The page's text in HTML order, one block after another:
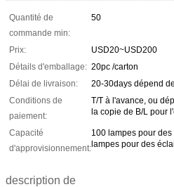
Quantité de
commande min:
50
Prix:
USD20~USD200
Détails d'emballage: 20pc /carton
Délai de livraison:
20-30days dépend
Conditions de
paiement:
T/T à l'avance, ou
la copie de B/L pour
Capacité
d'approvisionnement:
100 lampes pour
lampes pour des
description de